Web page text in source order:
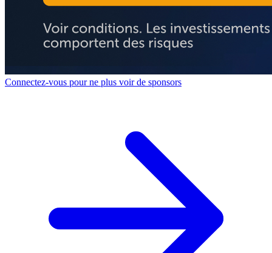
Connectez-vous pour ne plus voir de sponsors